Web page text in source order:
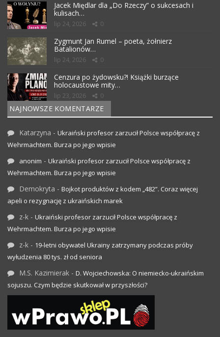
Jacek Międlar dla „Do Rzeczy” o sukcesach i
kulisach…
lip 24, 2026 0
Zygmunt Jan Rumel – poeta, żołnierz
Batalionów…
lip 24, 2026 0
Cenzura po żydowsku?! Książki burzące
holocaustowe mity…
lip 23, 2026 0
NAJNOWSZE KOMENTARZE
Katarzyna - Ukraiński profesor zarzucił Polsce współpracę z
Wehrmachtem. Burza po jego wpisie
anonim - Ukraiński profesor zarzucił Polsce współpracę z
Wehrmachtem. Burza po jego wpisie
Demokryta - Bojkot produktów z kodem „482”. Coraz więcej
apeli o rezygnację z ukraińskich marek
z-k - Ukraiński profesor zarzucił Polsce współpracę z
Wehrmachtem. Burza po jego wpisie
z-k - 19-letni obywatel Ukrainy zatrzymany podczas próby
wyłudzenia 80 tys. zł od seniora
M.S. Kazimierak - D. Wojciechowska: O niemiecko-ukraińskim
sojuszu. Czym będzie skutkował w przyszłości?